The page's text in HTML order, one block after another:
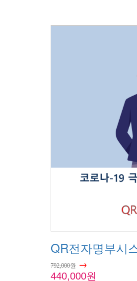
QR전자명부시
792,000원 →
440,000원